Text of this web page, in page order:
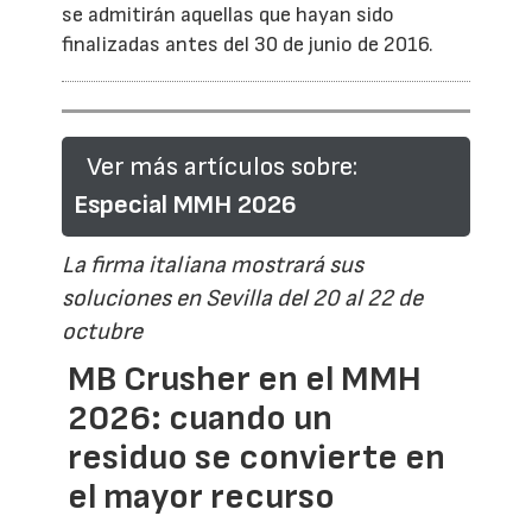
se admitirán aquellas que hayan sido
finalizadas antes del 30 de junio de 2016.
Ver más artículos sobre:
Especial MMH 2026
La firma italiana mostrará sus
soluciones en Sevilla del 20 al 22 de
octubre
MB Crusher en el MMH
2026: cuando un
residuo se convierte en
el mayor recurso